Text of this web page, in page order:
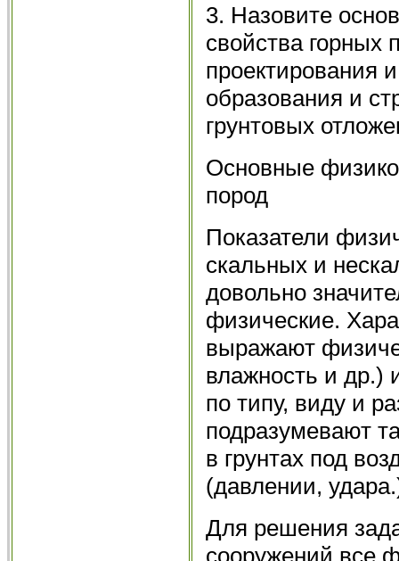
3. Назовите
свойства горных
проектирования
образования и
грунтовых
Основные
пород
Показатели
скальных и
довольно
физические.
выражают
влажность и др.)
по типу, виду и
подразумевают
в грунтах под
(давлении,
Для решения
сооружений все